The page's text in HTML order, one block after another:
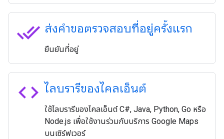
done_all ส่งคำขอตรวจสอบที่อยู่ครั้งแรก
ยืนยันที่อยู่
code ไลบรารีของไคลเอ็นต์
ใช้ไลบรารีของไคลเอ็นต์ C#, Java, Python, Go หรือ
Node.js เพื่อใช้งานร่วมกับบริการ Google Maps
บนเซิร์ฟเวอร์